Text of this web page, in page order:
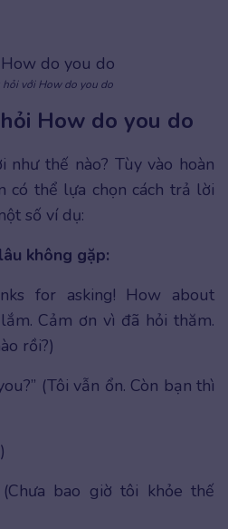
hỏi với How do you do
How do you do
thế nào? Tùy vào hoàn
có thể lựa chọn cách trả lời
số ví dụ:
không gặp:
for asking! How about
Cảm ơn vì đã hỏi thăm.
rồi?)
(Tôi vẫn ổn. Còn bạn thì
bao giờ tôi khỏe thế